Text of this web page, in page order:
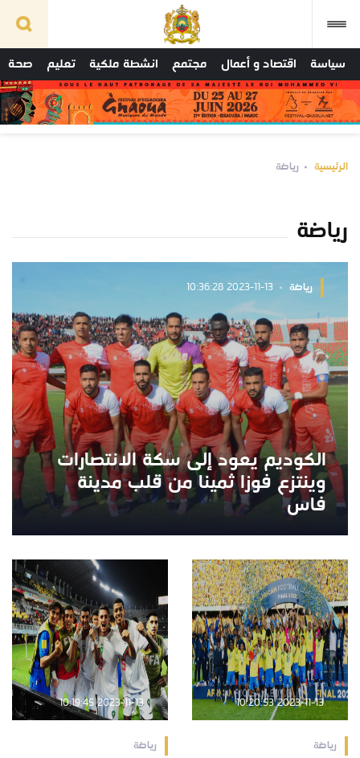
سياسة اقتصاد و أعمال مجتمع انشطة ملكية تعليم صحة
الرئيسية رياضة
رياضة
رياضة 2023-11-13 10:36:28
الكوديم يعود إلى سكة الانتصارات
وينتزع فوزا ثمينا من قلب مدينة
فاس
2023-11-13 10:20:53
رياضة
2023-11-13 10:19:45
رياضة